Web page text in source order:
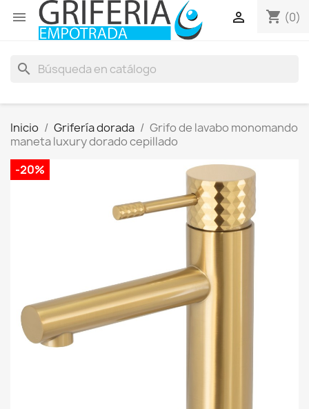
 shopping_cart (0)

search
Inicio Grifería dorada
Grifo de lavabo monomando
maneta luxury dorado cepillado
-20%